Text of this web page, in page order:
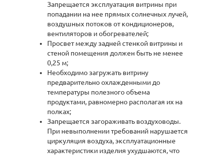
Запрещается эксплуатация витрины при
попадании на нее прямых солнечных лучей,
воздушных потоков от кондиционеров,
вентиляторов и обогревателей;
Просвет между задней стенкой витрины и
стеной помещения должен быть не менее
0,25 м;
Необходимо загружать витрину
предварительно охлажденными до
температуры полезного объема
продуктами, равномерно располагая их на
полках;
Запрещается загораживать воздуховоды.
При невыполнении требований нарушается
циркуляция воздуха, эксплуатационные
характеристики изделия ухудшаются, что